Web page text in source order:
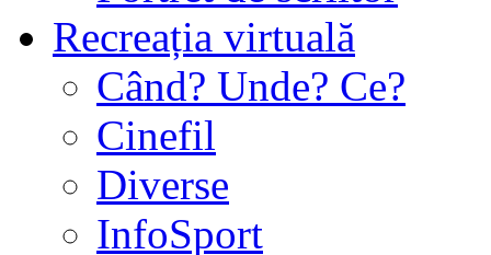
Recreația virtuală
Când? Unde? Ce?
Cinefil
Diverse
InfoSport